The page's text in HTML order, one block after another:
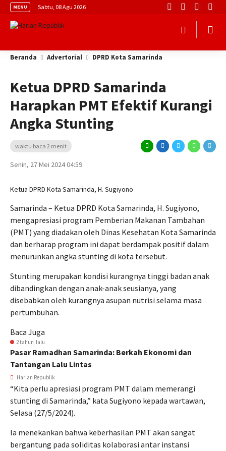
MENU Sabtu, 08 Agu 2026
Beranda Advertorial DPRD Kota Samarinda
Ketua DPRD Samarinda
Harapkan PMT Efektif Kurangi
Angka Stunting
waktu baca 2 menit
Senin, 27 Mei 2024 04:59
Ketua DPRD Kota Samarinda, H. Sugiyono
Samarinda – Ketua DPRD Kota Samarinda, H. Sugiyono,
mengapresiasi program Pemberian Makanan Tambahan
(PMT) yang diadakan oleh Dinas Kesehatan Kota Samarinda
dan berharap program ini dapat berdampak positif dalam
menurunkan angka stunting di kota tersebut.
Stunting merupakan kondisi kurangnya tinggi badan anak
dibandingkan dengan anak-anak seusianya, yang
disebabkan oleh kurangnya asupan nutrisi selama masa
pertumbuhan.
Baca Juga
2 tahun lalu
Pasar Ramadhan Samarinda: Berkah Ekonomi dan
Tantangan Lalu Lintas
Harian Republik
“Kita perlu apresiasi program PMT dalam memerangi
stunting di Samarinda,” kata Sugiyono kepada wartawan,
Selasa (27/5/2024).
Ia menekankan bahwa keberhasilan PMT akan sangat
bergantung pada soliditas kolaborasi antar instansi